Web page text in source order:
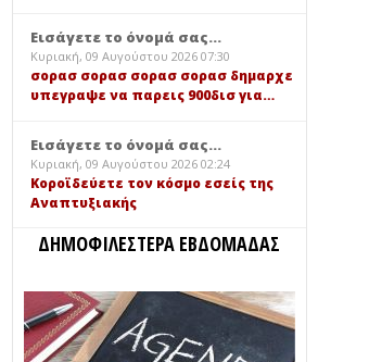
Εισάγετε το όνομά σας...
Κυριακή, 09 Αυγούστου 2026 07:30
σορασ σορασ σορασ σορασ δημαρχε
υπεγραψε να παρεις 900δισ για…
Εισάγετε το όνομά σας...
Κυριακή, 09 Αυγούστου 2026 02:24
Κοροϊδεύετε τον κόσμο εσείς της
Αναπτυξιακής
ΔΗΜΟΦΙΛΕΣΤΕΡΑ ΕΒΔΟΜΑΔΑΣ